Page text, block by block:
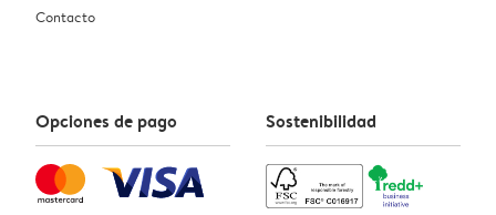
Contacto
Opciones de pago Sostenibilidad